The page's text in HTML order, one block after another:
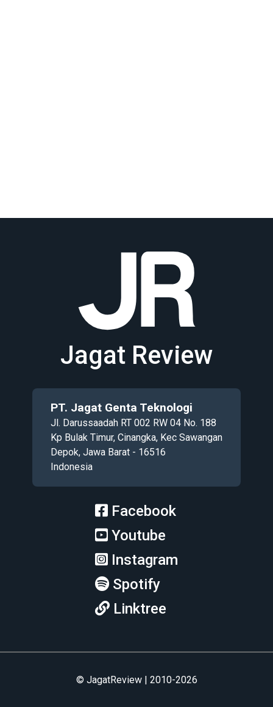
Jagat Review
PT. Jagat Genta Teknologi
Jl. Darussaadah RT 002 RW 04 No. 188
Kp Bulak Timur, Cinangka, Kec Sawangan
Depok, Jawa Barat - 16516
Indonesia
Facebook
Youtube
Instagram
Spotify
Linktree
© JagatReview | 2010-2026